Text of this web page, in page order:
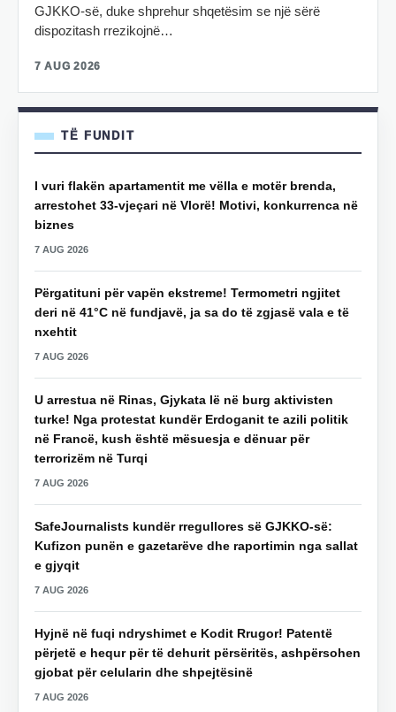
GJKKO-së, duke shprehur shqetësim se një sërë
dispozitash rrezikojnë…
7 AUG 2026
TË FUNDIT
I vuri flakën apartamentit me vëlla e motër brenda,
arrestohet 33-vjeçari në Vlorë! Motivi, konkurrenca në
biznes
7 AUG 2026
Përgatituni për vapën ekstreme! Termometri ngjitet
deri në 41°C në fundjavë, ja sa do të zgjasë vala e të
nxehtit
7 AUG 2026
U arrestua në Rinas, Gjykata lë në burg aktivisten
turke! Nga protestat kundër Erdoganit te azili politik
në Francë, kush është mësuesja e dënuar për
terrorizëm në Turqi
7 AUG 2026
SafeJournalists kundër rregullores së GJKKO-së:
Kufizon punën e gazetarëve dhe raportimin nga sallat
e gjyqit
7 AUG 2026
Hyjnë në fuqi ndryshimet e Kodit Rrugor! Patentë
përjetë e hequr për të dehurit përsëritës, ashpërsohen
gjobat për celularin dhe shpejtësinë
7 AUG 2026